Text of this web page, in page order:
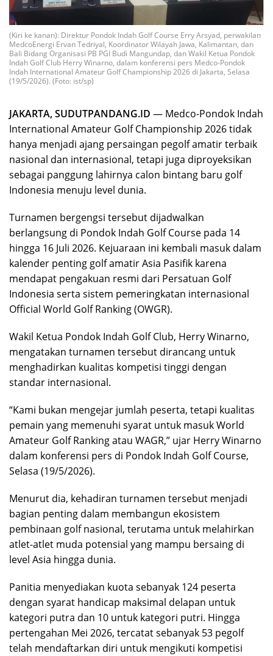
(Kiri ke kanan): Direktur Pondok Indah Golf Course Erry Arsyad, perwakilan
MedcoEnergi Ervan Tedriyal, Koordinator Wilayah Jawa, Kalimantan, dan
Bali Bidang Organisasi PB PGI Budi Mangundap, dan Wakil Ketua Pondok
Indah Golf Club Herry Winarno, dalam konferensi pers Medco-Pondok
Indah International Amateur Golf Championship 2026 di Jakarta, Selasa
(19/5/2026). (Foto: ist/sp)
JAKARTA, SUDUTPANDANG.ID — Medco-Pondok Indah
International Amateur Golf Championship 2026 tidak
hanya menjadi ajang persaingan pegolf amatir terbaik
nasional dan internasional, tetapi juga diproyeksikan
sebagai panggung lahirnya calon bintang baru golf
Indonesia menuju level dunia.
Turnamen bergengsi tersebut dijadwalkan
berlangsung di Pondok Indah Golf Course pada 14
hingga 16 Juli 2026. Kejuaraan ini kembali masuk dalam
kalender penting golf amatir Asia Pasifik karena
mendapat pengakuan resmi dari Persatuan Golf
Indonesia serta sistem pemeringkatan internasional
Official World Golf Ranking (OWGR).
Wakil Ketua Pondok Indah Golf Club, Herry Winarno,
mengatakan turnamen tersebut dirancang untuk
menghadirkan kualitas kompetisi tinggi dengan
standar internasional.
“Kami bukan mengejar jumlah peserta, tetapi kualitas
pemain yang memenuhi syarat untuk masuk World
Amateur Golf Ranking atau WAGR,” ujar Herry Winarno
dalam konferensi pers di Pondok Indah Golf Course,
Selasa (19/5/2026).
Menurut dia, kehadiran turnamen tersebut menjadi
bagian penting dalam membangun ekosistem
pembinaan golf nasional, terutama untuk melahirkan
atlet-atlet muda potensial yang mampu bersaing di
level Asia hingga dunia.
Panitia menyediakan kuota sebanyak 124 peserta
dengan syarat handicap maksimal delapan untuk
kategori putra dan 10 untuk kategori putri. Hingga
pertengahan Mei 2026, tercatat sebanyak 53 pegolf
telah mendaftarkan diri untuk mengikuti kompetisi